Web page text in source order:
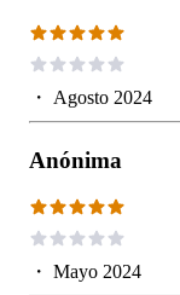
・ Agosto 2024
Anónima
・ Mayo 2024